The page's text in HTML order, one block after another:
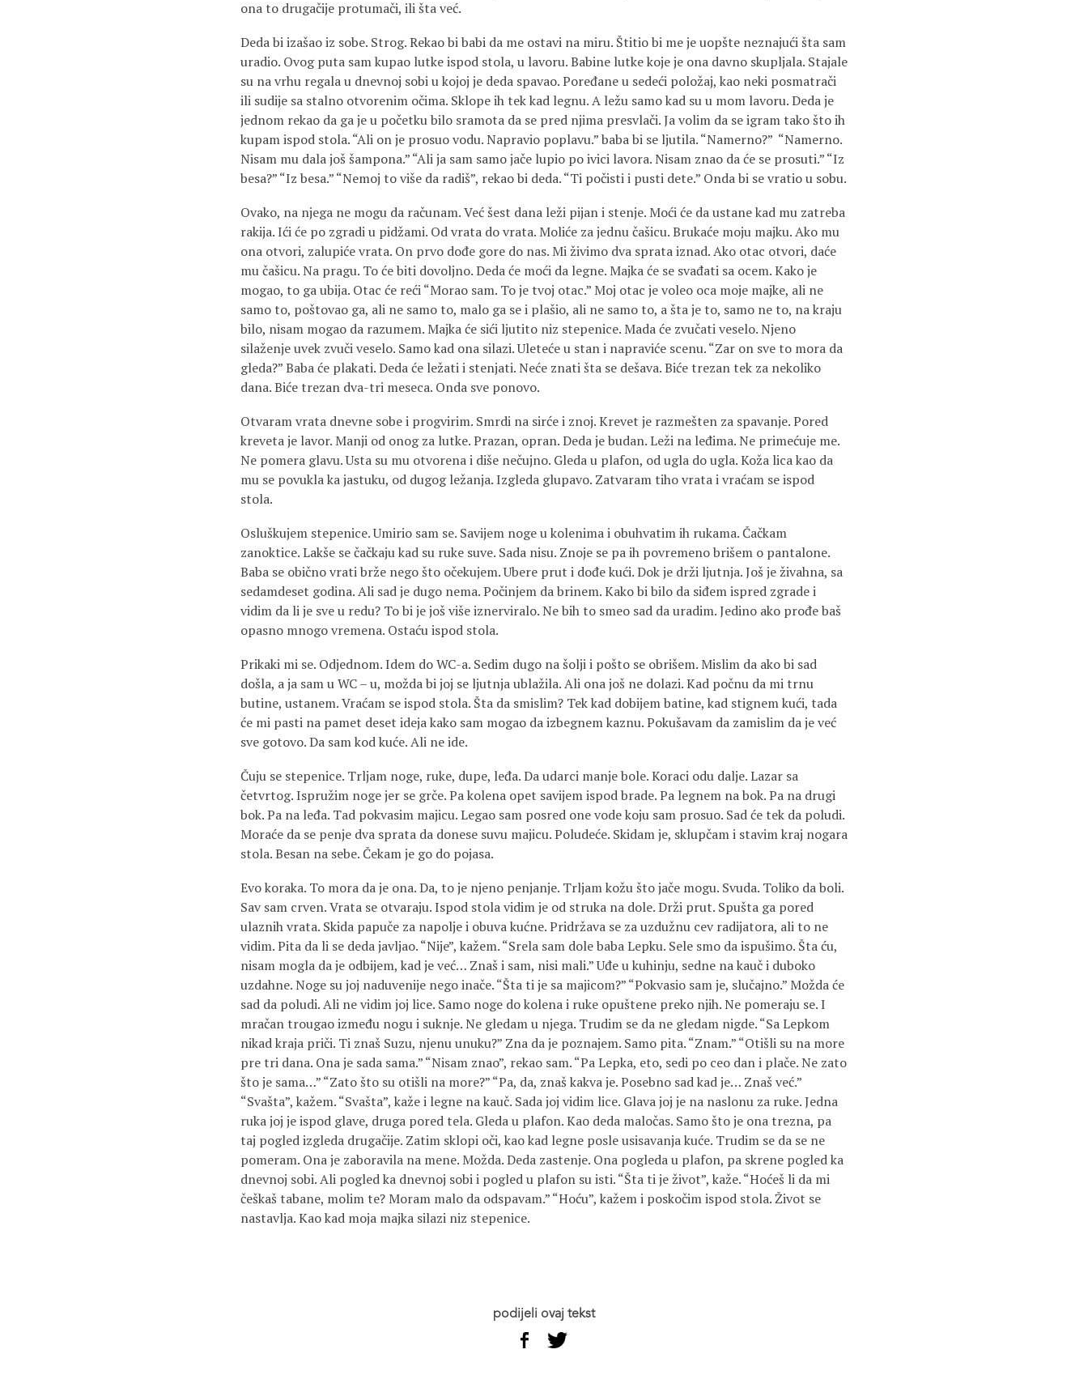
ona to drugačije protumači, ili šta već.
Deda bi izašao iz sobe. Strog. Rekao bi babi da me ostavi na miru. Štitio bi me je uopšte neznajući šta sam
uradio. Ovog puta sam kupao lutke ispod stola, u lavoru. Babine lutke koje je ona davno skupljala. Stajale
su na vrhu regala u dnevnoj sobi u kojoj je deda spavao. Poređane u sedeći položaj, kao neki posmatrači
ili sudije sa stalno otvorenim očima. Sklope ih tek kad legnu. A ležu samo kad su u mom lavoru. Deda je
jednom rekao da ga je u početku bilo sramota da se pred njima presvlači. Ja volim da se igram tako što ih
kupam ispod stola. “Ali on je prosuo vodu. Napravio poplavu.” baba bi se ljutila. “Namerno?” “Namerno.
Nisam mu dala još šampona.” “Ali ja sam samo jače lupio po ivici lavora. Nisam znao da će se prosuti.” “Iz
besa?” “Iz besa.” “Nemoj to više da radiš”, rekao bi deda. “Ti počisti i pusti dete.” Onda bi se vratio u sobu.
Ovako, na njega ne mogu da računam. Već šest dana leži pijan i stenje. Moći će da ustane kad mu zatreba
rakija. Ići će po zgradi u pidžami. Od vrata do vrata. Moliće za jednu čašicu. Brukaće moju majku. Ako mu
ona otvori, zalupiće vrata. On prvo dođe gore do nas. Mi živimo dva sprata iznad. Ako otac otvori, daće
mu čašicu. Na pragu. To će biti dovoljno. Deda će moći da legne. Majka će se svađati sa ocem. Kako je
mogao, to ga ubija. Otac će reći “Morao sam. To je tvoj otac.” Moj otac je voleo oca moje majke, ali ne
samo to, poštovao ga, ali ne samo to, malo ga se i plašio, ali ne samo to, a šta je to, samo ne to, na kraju
bilo, nisam mogao da razumem. Majka će sići ljutito niz stepenice. Mada će zvučati veselo. Njeno
silaženje uvek zvuči veselo. Samo kad ona silazi. Uleteće u stan i napraviće scenu. “Zar on sve to mora da
gleda?” Baba će plakati. Deda će ležati i stenjati. Neće znati šta se dešava. Biće trezan tek za nekoliko
dana. Biće trezan dva-tri meseca. Onda sve ponovo.
Otvaram vrata dnevne sobe i progvirim. Smrdi na sirće i znoj. Krevet je razmešten za spavanje. Pored
kreveta je lavor. Manji od onog za lutke. Prazan, opran. Deda je budan. Leži na leđima. Ne primećuje me.
Ne pomera glavu. Usta su mu otvorena i diše nečujno. Gleda u plafon, od ugla do ugla. Koža lica kao da
mu se povukla ka jastuku, od dugog ležanja. Izgleda glupavo. Zatvaram tiho vrata i vraćam se ispod
stola.
Osluškujem stepenice. Umirio sam se. Savijem noge u kolenima i obuhvatim ih rukama. Čačkam
zanoktice. Lakše se čačkaju kad su ruke suve. Sada nisu. Znoje se pa ih povremeno brišem o pantalone.
Baba se obično vrati brže nego što očekujem. Ubere prut i dođe kući. Dok je drži ljutnja. Još je živahna, sa
sedamdeset godina. Ali sad je dugo nema. Počinjem da brinem. Kako bi bilo da siđem ispred zgrade i
vidim da li je sve u redu? To bi je još više iznerviralo. Ne bih to smeo sad da uradim. Jedino ako prođe baš
opasno mnogo vremena. Ostaću ispod stola.
Prikaki mi se. Odjednom. Idem do WC-a. Sedim dugo na šolji i pošto se obrišem. Mislim da ako bi sad
došla, a ja sam u WC – u, možda bi joj se ljutnja ublažila. Ali ona još ne dolazi. Kad počnu da mi trnu
butine, ustanem. Vraćam se ispod stola. Šta da smislim? Tek kad dobijem batine, kad stignem kući, tada
će mi pasti na pamet deset ideja kako sam mogao da izbegnem kaznu. Pokušavam da zamislim da je već
sve gotovo. Da sam kod kuće. Ali ne ide.
Čuju se stepenice. Trljam noge, ruke, dupe, leđa. Da udarci manje bole. Koraci odu dalje. Lazar sa
četvrtog. Ispružim noge jer se grče. Pa kolena opet savijem ispod brade. Pa legnem na bok. Pa na drugi
bok. Pa na leđa. Tad pokvasim majicu. Legao sam posred one vode koju sam prosuo. Sad će tek da poludi.
Moraće da se penje dva sprata da donese suvu majicu. Poludeće. Skidam je, sklupčam i stavim kraj nogara
stola. Besan na sebe. Čekam je go do pojasa.
Evo koraka. To mora da je ona. Da, to je njeno penjanje. Trljam kožu što jače mogu. Svuda. Toliko da boli.
Sav sam crven. Vrata se otvaraju. Ispod stola vidim je od struka na dole. Drži prut. Spušta ga pored
ulaznih vrata. Skida papuče za napolje i obuva kućne. Pridržava se za uzdužnu cev radijatora, ali to ne
vidim. Pita da li se deda javljao. “Nije”, kažem. “Srela sam dole baba Lepku. Sele smo da ispušimo. Šta ću,
nisam mogla da je odbijem, kad je već… Znaš i sam, nisi mali.” Uđe u kuhinju, sedne na kauč i duboko
uzdahne. Noge su joj naduvenije nego inače. “Šta ti je sa majicom?” “Pokvasio sam je, slučajno.” Možda će
sad da poludi. Ali ne vidim joj lice. Samo noge do kolena i ruke opuštene preko njih. Ne pomeraju se. I
mračan trougao između nogu i suknje. Ne gledam u njega. Trudim se da ne gledam nigde. “Sa Lepkom
nikad kraja priči. Ti znaš Suzu, njenu unuku?” Zna da je poznajem. Samo pita. “Znam.” “Otišli su na more
pre tri dana. Ona je sada sama.” “Nisam znao”, rekao sam. “Pa Lepka, eto, sedi po ceo dan i plače. Ne zato
što je sama…” “Zato što su otišli na more?” “Pa, da, znaš kakva je. Posebno sad kad je… Znaš već.”
“Svašta”, kažem. “Svašta”, kaže i legne na kauč. Sada joj vidim lice. Glava joj je na naslonu za ruke. Jedna
ruka joj je ispod glave, druga pored tela. Gleda u plafon. Kao deda maločas. Samo što je ona trezna, pa
taj pogled izgleda drugačije. Zatim sklopi oči, kao kad legne posle usisavanja kuće. Trudim se da se ne
pomeram. Ona je zaboravila na mene. Možda. Deda zastenje. Ona pogleda u plafon, pa skrene pogled ka
dnevnoj sobi. Ali pogled ka dnevnoj sobi i pogled u plafon su isti. “Šta ti je život”, kaže. “Hoćeš li da mi
češkaš tabane, molim te? Moram malo da odspavam.” “Hoću”, kažem i poskočim ispod stola. Život se
nastavlja. Kao kad moja majka silazi niz stepenice.
podijeli ovaj tekst